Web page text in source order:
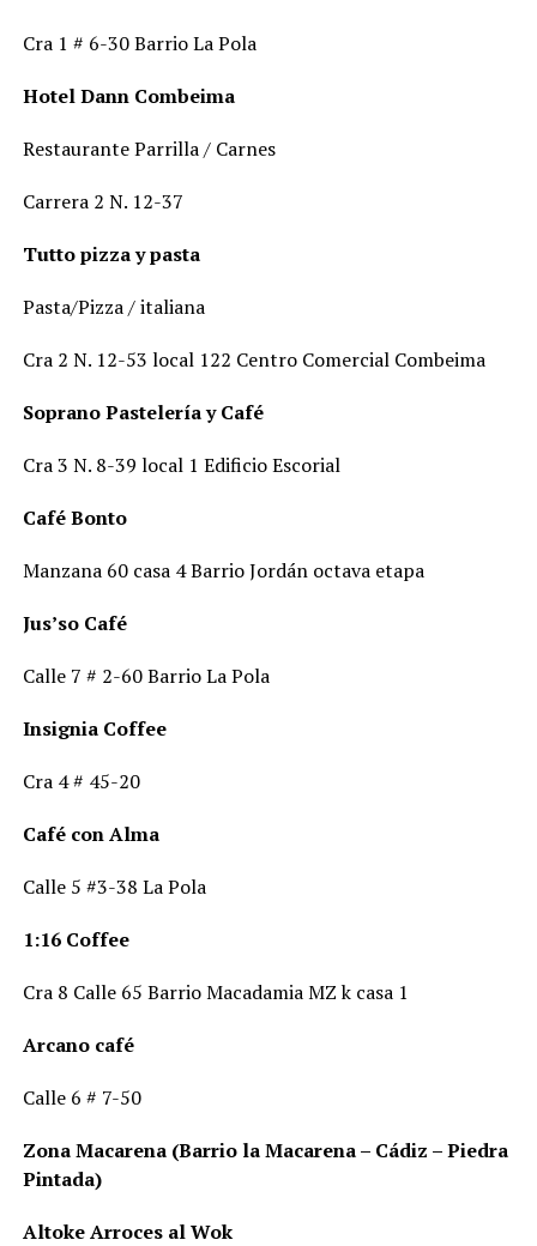
Cra 1 # 6-30 Barrio La Pola
Hotel Dann Combeima
Restaurante Parrilla / Carnes
Carrera 2 N. 12-37
Tutto pizza y pasta
Pasta/Pizza / italiana
Cra 2 N. 12-53 local 122 Centro Comercial Combeima
Soprano Pastelería y Café
Cra 3 N. 8-39 local 1 Edificio Escorial
Café Bonto
Manzana 60 casa 4 Barrio Jordán octava etapa
Jus’so Café
Calle 7 # 2-60 Barrio La Pola
Insignia Coffee
Cra 4 # 45-20
Café con Alma
Calle 5 #3-38 La Pola
1:16 Coffee
Cra 8 Calle 65 Barrio Macadamia MZ k casa 1
Arcano café
Calle 6 # 7-50
Zona Macarena (Barrio la Macarena – Cádiz – Piedra
Pintada)
Altoke Arroces al Wok